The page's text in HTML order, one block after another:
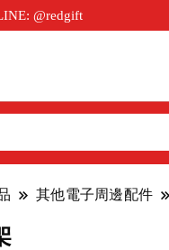
@redgift
其他電子周邊配件